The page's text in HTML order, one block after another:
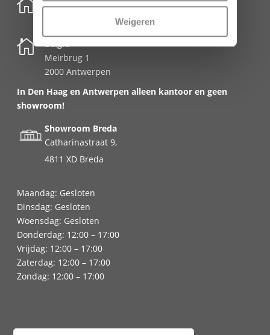
Weigeren

Nederland

België
Meirbrug 1
2000 Antwerpen
In Den Haag en Antwerpen alleen kantoor en geen
showroom!
Showroom Breda
Catharinastraat 9,
4811 XD Breda
Maandag: Gesloten
Dinsdag: Gesloten
Woensdag: Gesloten
Donderdag: 12:00 – 17:00
Vrijdag: 12:00 – 17:00
Zaterdag: 12:00 – 17:00
Zondag: 12:00 – 17:00